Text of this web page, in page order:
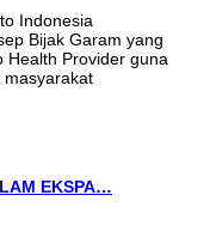
Indonesia
Bijak Garam yang
Health Provider guna
EKSPA…